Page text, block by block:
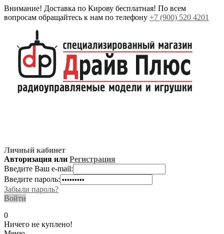
Внимание! Доставка по Кирову бесплатная! По всем
вопросам обращайтесь к нам по телефону +7 (900) 520 4201
Личный кабинет
Авторизация или Регистрация
Введите Ваш e-mail:
Введите пароль:
Забыли пароль?
Войти
0
Ничего не куплено!